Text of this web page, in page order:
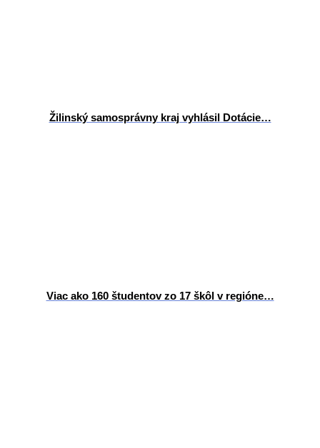
Žilinský samosprávny kraj vyhlásil Dotácie…
Viac ako 160 študentov zo 17 škôl v regióne…